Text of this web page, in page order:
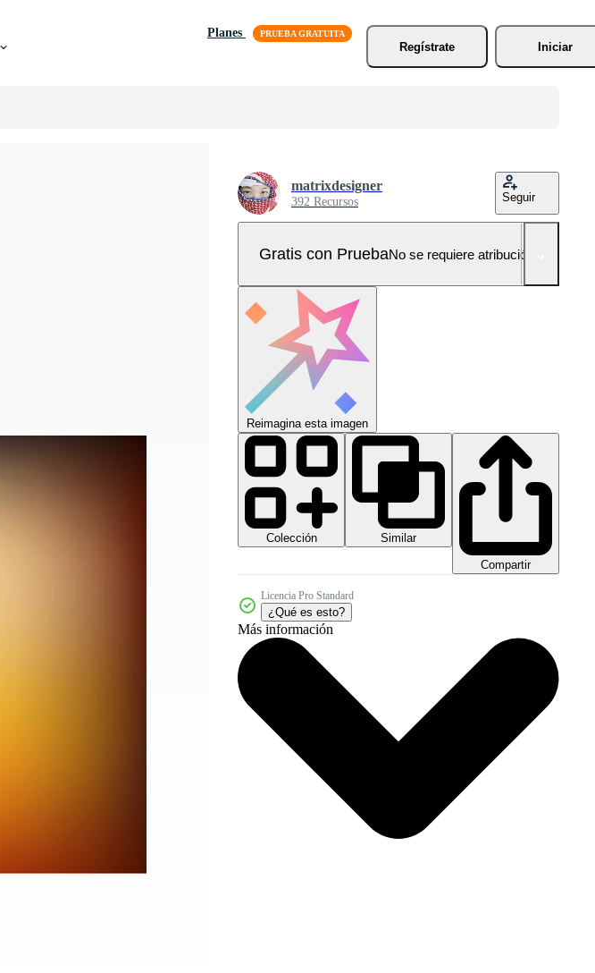
Planes
Regístrate
Iniciar
matrixdesigner
392 Recursos Seguir
Gratis con PruebaNo se requiere atribución!
Reimagina esta imagen
Colección
Similar
Compartir
Licencia Pro Standard
¿Qué es esto?
Más información